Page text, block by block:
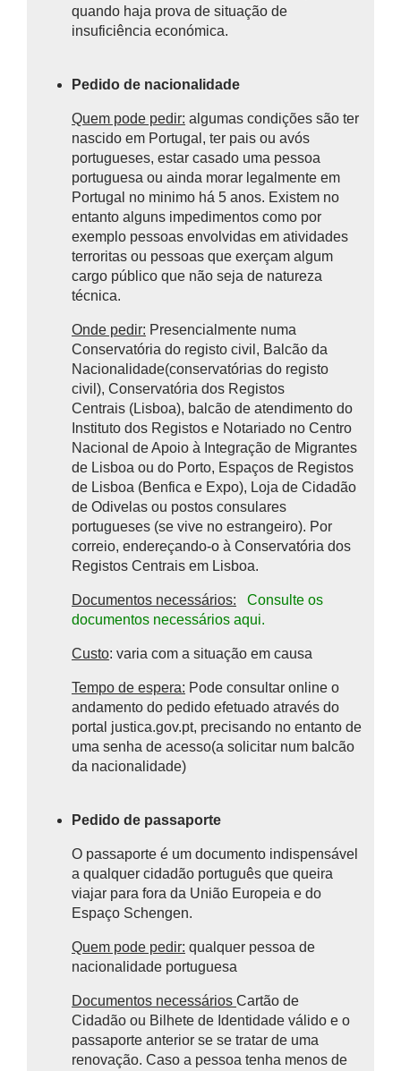
quando haja prova de situação de
insuficiência económica.
Pedido de nacionalidade
Quem pode pedir: algumas condições são ter
nascido em Portugal, ter pais ou avós
portugueses, estar casado uma pessoa
portuguesa ou ainda morar legalmente em
Portugal no minimo há 5 anos. Existem no
entanto alguns impedimentos como por
exemplo pessoas envolvidas em atividades
terroritas ou pessoas que exerçam algum
cargo público que não seja de natureza
técnica.
Onde pedir: Presencialmente numa
Conservatória do registo civil, Balcão da
Nacionalidade(conservatórias do registo
civil), Conservatória dos Registos
Centrais (Lisboa), balcão de atendimento do
Instituto dos Registos e Notariado no Centro
Nacional de Apoio à Integração de Migrantes
de Lisboa ou do Porto, Espaços de Registos
de Lisboa (Benfica e Expo), Loja de Cidadão
de Odivelas ou postos consulares
portugueses (se vive no estrangeiro). Por
correio, endereçando-o à Conservatória dos
Registos Centrais em Lisboa.
Documentos necessários:
Consulte os
documentos necessários aqui.
Custo: varia com a situação em causa
Tempo de espera: Pode consultar online o
andamento do pedido efetuado através do
portal justica.gov.pt, precisando no entanto de
uma senha de acesso(a solicitar num balcão
da nacionalidade)
Pedido de passaporte
O passaporte é um documento indispensável
a qualquer cidadão português que queira
viajar para fora da União Europeia e do
Espaço Schengen.
Quem pode pedir: qualquer pessoa de
nacionalidade portuguesa
Documentos necessários Cartão de
Cidadão ou Bilhete de Identidade válido e o
passaporte anterior se se tratar de uma
renovação. Caso a pessoa tenha menos de